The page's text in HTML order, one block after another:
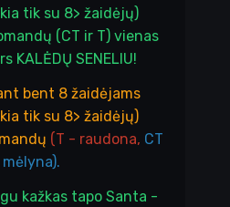
tik su 8> žaidėjų)
(CT ir T) vienas
KALĖDŲ SENELIU!
bent 8 žaidėjams
tik su 8> žaidėjų)
(T - raudona, CT
kažkas tapo Santa -